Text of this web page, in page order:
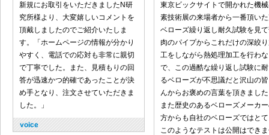
新規にお取引をいただきましたN研
究所様より、大変嬉しいコメントを
頂戴しましたのでご紹介いたしま
す。「ホームページの情報が分かり
やすく、電話での応対も非常に親切
で丁寧でした。また、見積もりの回
答が迅速かつ的確であったことが決
め手となり、注文させていただきま
した。」
東京ビックサイトで開かれた機
素技術展の来場者から一番頂い
ベローズ繰り返し耐久試験を見
肉のパイプからこれだけの深絞
工をしながら熱処理加工を行わ
で、この過酷な繰り返し試験に
るベローズが不思議だと沢山の
んからお褒めの言葉を頂きまし
また歴史のあるベローズメーカ
方からも自社のベローズではと
このようなテストは公開はでき